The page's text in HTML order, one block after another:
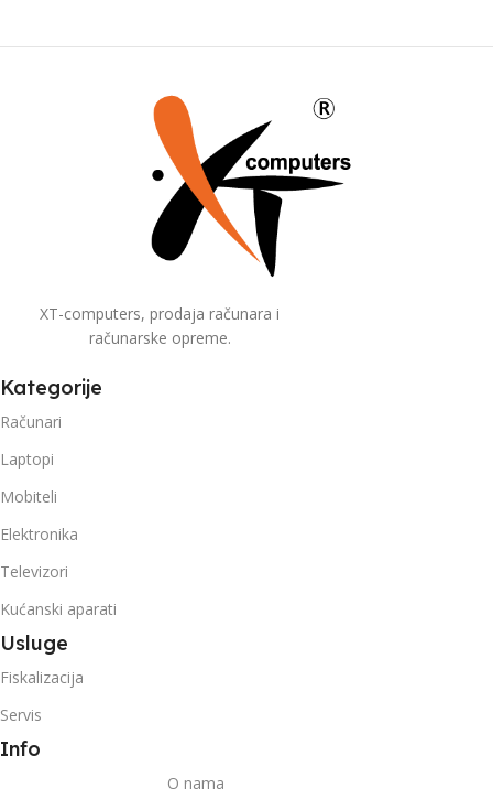
XT-computers, prodaja računara i
računarske opreme.
Kategorije
Računari
Laptopi
Mobiteli
Elektronika
Televizori
Kućanski aparati
Usluge
Fiskalizacija
Servis
Info
O nama